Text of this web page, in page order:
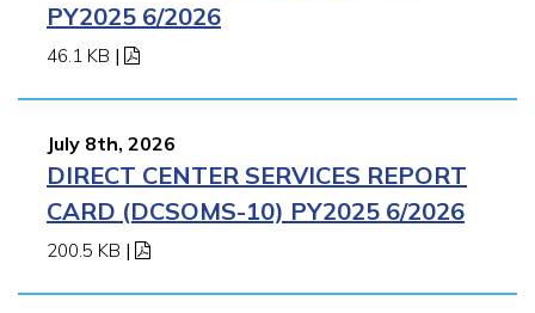
PY2025 6/2026
46.1 KB |
July 8th, 2026
DIRECT CENTER SERVICES REPORT
CARD (DCSOMS-10) PY2025 6/2026
200.5 KB |